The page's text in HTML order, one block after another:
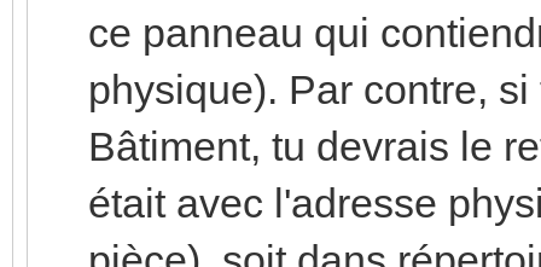
ce panneau qui
physique). Par contre,
Bâtiment, tu devrais le
était avec l'adresse